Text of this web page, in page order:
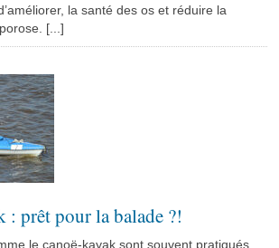
la santé des os et réduire la
[...]
: prêt pour la balade ?!
le canoë-kayak sont souvent pratiqués